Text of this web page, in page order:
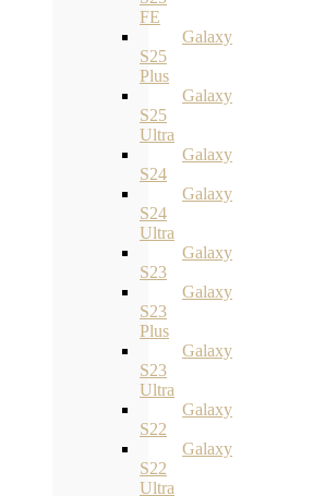
FE
Galaxy
S25
Plus
Galaxy
S25
Ultra
Galaxy
S24
Galaxy
S24
Ultra
Galaxy
S23
Galaxy
S23
Plus
Galaxy
S23
Ultra
Galaxy
S22
Galaxy
S22
Ultra